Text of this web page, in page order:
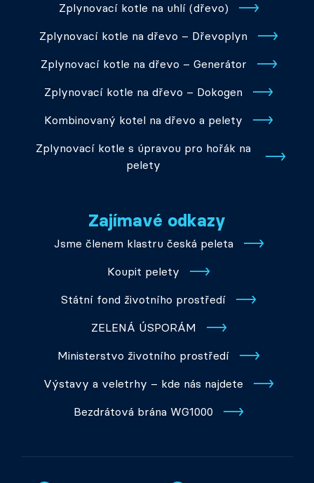
Zplynovací kotle na uhlí (dřevo)
Zplynovací kotle na dřevo – Dřevoplyn
Zplynovací kotle na dřevo – Generátor
Zplynovací kotle na dřevo – Dokogen
Kombinovaný kotel na dřevo a pelety
Zplynovací kotle s úpravou pro hořák na
pelety
Zajímavé odkazy
Jsme členem klastru česká peleta
Koupit pelety
Státní fond životního prostředí
ZELENÁ ÚSPORÁM
Ministerstvo životního prostředí
Výstavy a veletrhy – kde nás najdete
Bezdrátová brána WG1000